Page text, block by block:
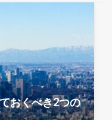
おくべき2つの